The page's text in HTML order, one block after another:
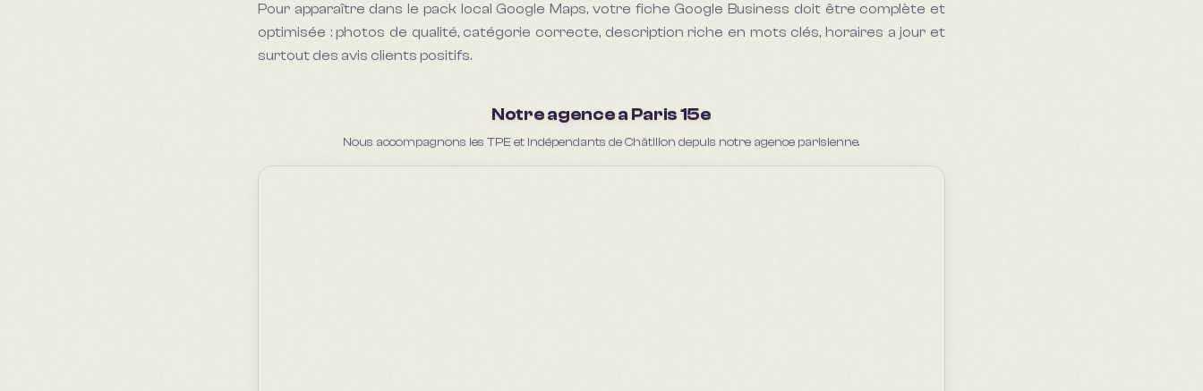
Pour apparaître dans le pack local Google Maps, votre fiche Google Business doit être complète et
optimisée : photos de qualité, catégorie correcte, description riche en mots clés, horaires a jour et
surtout des avis clients positifs.
Notre agence a Paris 15e
Nous accompagnons les TPE et indépendants de Châtillon depuis notre agence parisienne.